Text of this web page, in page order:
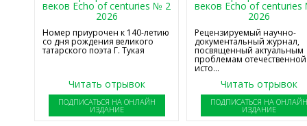
веков Echo of centuries № 2
2026
Номер приурочен к 140-летию
со дня рождения великого
татарского поэта Г. Тукая
Читать отрывок
ПОДПИСАТЬСЯ НА ОНЛАЙН
ИЗДАНИЕ
веков Echo of
2026
Рецензируемый научно-
документальный журнал,
посвященный актуальным
проблемам отечественной
исто...
Читать отрывок
ПОДПИСАТЬСЯ НА
ИЗДАНИЕ